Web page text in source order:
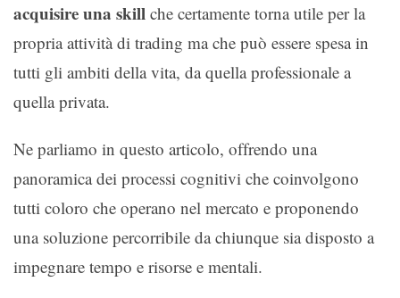
acquisire una skill che certamente torna utile per la
propria attività di trading ma che può essere spesa in
tutti gli ambiti della vita, da quella professionale a
quella privata.
Ne parliamo in questo articolo, offrendo una
panoramica dei processi cognitivi che coinvolgono
tutti coloro che operano nel mercato e proponendo
una soluzione percorribile da chiunque sia disposto a
impegnare tempo e risorse e mentali.